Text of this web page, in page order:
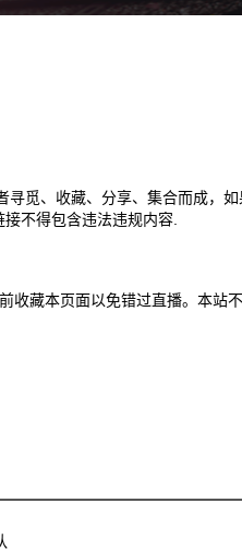
觅、收藏、分享、集合而成，
不得包含违法违规内容.
藏本页面以免错过直播。本站